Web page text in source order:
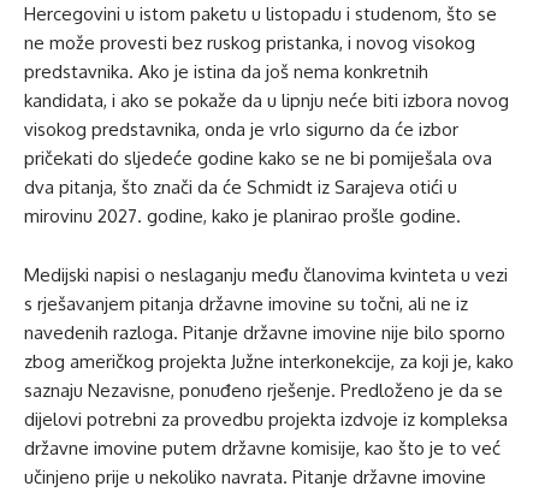
Hercegovini u istom paketu u listopadu i studenom, što se
ne može provesti bez ruskog pristanka, i novog visokog
predstavnika. Ako je istina da još nema konkretnih
kandidata, i ako se pokaže da u lipnju neće biti izbora novog
visokog predstavnika, onda je vrlo sigurno da će izbor
pričekati do sljedeće godine kako se ne bi pomiješala ova
dva pitanja, što znači da će Schmidt iz Sarajeva otići u
mirovinu 2027. godine, kako je planirao prošle godine.
Medijski napisi o neslaganju među članovima kvinteta u vezi
s rješavanjem pitanja državne imovine su točni, ali ne iz
navedenih razloga. Pitanje državne imovine nije bilo sporno
zbog američkog projekta Južne interkonekcije, za koji je, kako
saznaju Nezavisne, ponuđeno rješenje. Predloženo je da se
dijelovi potrebni za provedbu projekta izdvoje iz kompleksa
državne imovine putem državne komisije, kao što je to već
učinjeno prije u nekoliko navrata. Pitanje državne imovine